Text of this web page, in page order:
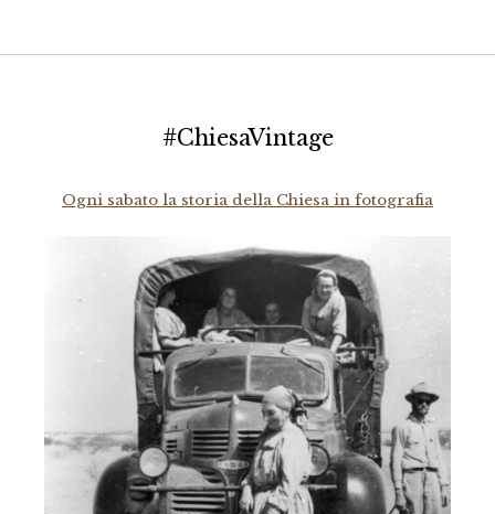
#ChiesaVintage
Ogni sabato la storia della Chiesa in fotografia